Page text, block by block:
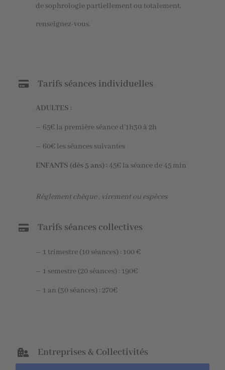
de sophrologie partiellement ou totalement,
renseignez-vous.
Tarifs séances individuelles
ADULTES :
– 65€ la première séance d’1h30 à 2h
– 60€ les séances suivantes
ENFANTS (dès 5 ans) :45€ la séance de 45 min
Règlement chèque , virement ou espèces
Tarifs séances collectives
– 1 trimestre (10 séances) : 100 €
– 1 semestre (20 séances) : 190€
– 1 an (30 séances) : 270€
Entreprises & Collectivités